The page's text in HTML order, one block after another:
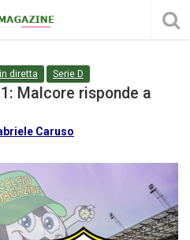
diretta Serie D
Malcore risponde a
Caruso